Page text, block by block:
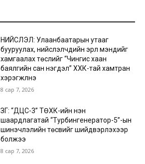
НИЙСЛЭЛ: Улаанбаатарын утааг
бууруулах, нийслэлчүүдийн эрүүл мэндийг
хамгаалах төслийг “Чингис хаан
баялгийн сан нэгдэл” ХХК-тай хамтран
хэрэгжүүлнэ
8 сар 7, 2026
ЗГ: “ДЦС-3” ТӨХК-ийн нэн
шаардлагатай “Турбингенератор-5”-ын
шинэчлэлийн төсвийг шийдвэрлэхээр
болжээ
8 сар 7, 2026